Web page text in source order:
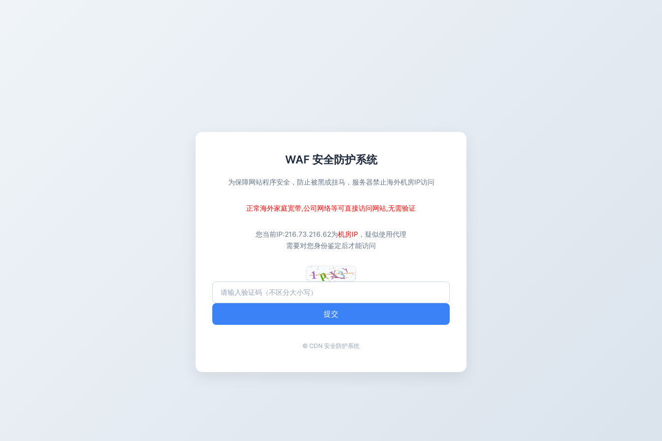
WAF 安全防护系统
为保障网站程序安全，防止被黑或挂马，服务器禁止海外机房IP访问
正常海外家庭宽带,公司网络等可直接访问网站,无需验证
您当前IP:216.73.216.62为机房IP ，疑似使用代理
需要对您身份鉴定后才能访问
提交
© CDN 安全防护系统